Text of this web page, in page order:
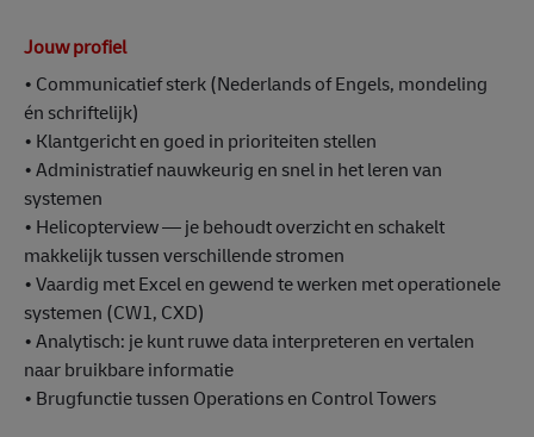
Jouw profiel
• Communicatief sterk (Nederlands of Engels, mondeling
én schriftelijk)
• Klantgericht en goed in prioriteiten stellen
• Administratief nauwkeurig en snel in het leren van
systemen
• Helicopterview — je behoudt overzicht en schakelt
makkelijk tussen verschillende stromen
• Vaardig met Excel en gewend te werken met operationele
systemen (CW1, CXD)
• Analytisch: je kunt ruwe data interpreteren en vertalen
naar bruikbare informatie
• Brugfunctie tussen Operations en Control Towers